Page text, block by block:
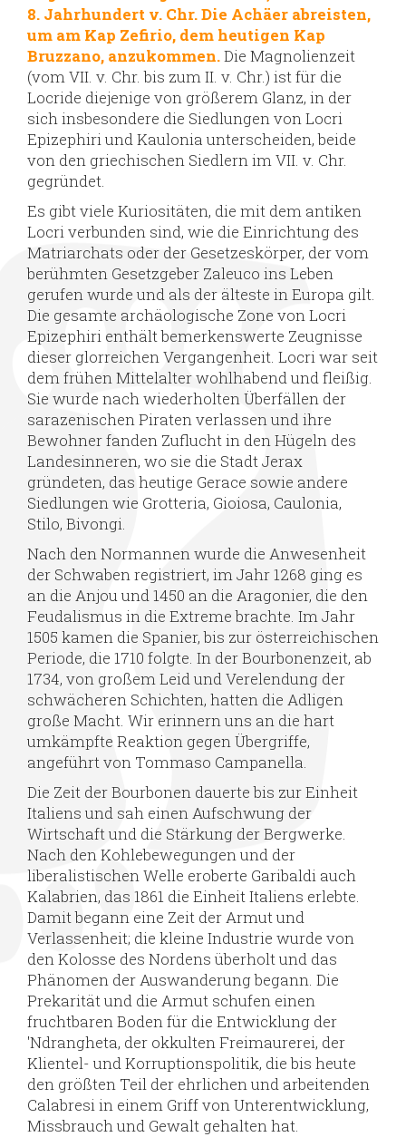
8. Jahrhundert v. Chr. Die Achäer abreisten,
um am Kap Zefirio, dem heutigen Kap
Bruzzano, anzukommen.Die Magnolienzeit
(vom VII. v. Chr. bis zum II. v. Chr.) ist für die
Locride diejenige von größerem Glanz, in der
sich insbesondere die Siedlungen von Locri
Epizephiri und Kaulonia unterscheiden, beide
von den griechischen Siedlern im VII. v. Chr.
gegründet.
Es gibt viele Kuriositäten, die mit dem antiken
Locri verbunden sind, wie die Einrichtung des
Matriarchats oder der Gesetzeskörper, der vom
berühmten Gesetzgeber Zaleuco ins Leben
gerufen wurde und als der älteste in Europa gilt.
Die gesamte archäologische Zone von Locri
Epizephiri enthält bemerkenswerte Zeugnisse
dieser glorreichen Vergangenheit. Locri war seit
dem frühen Mittelalter wohlhabend und fleißig.
Sie wurde nach wiederholten Überfällen der
sarazenischen Piraten verlassen und ihre
Bewohner fanden Zuflucht in den Hügeln des
Landesinneren, wo sie die Stadt Jerax
gründeten, das heutige Gerace sowie andere
Siedlungen wie Grotteria, Gioiosa, Caulonia,
Stilo, Bivongi.
Nach den Normannen wurde die Anwesenheit
der Schwaben registriert, im Jahr 1268 ging es
an die Anjou und 1450 an die Aragonier, die den
Feudalismus in die Extreme brachte. Im Jahr
1505 kamen die Spanier, bis zur österreichischen
Periode, die 1710 folgte. In der Bourbonenzeit, ab
1734, von großem Leid und Verelendung der
schwächeren Schichten, hatten die Adligen
große Macht. Wir erinnern uns an die hart
umkämpfte Reaktion gegen Übergriffe,
angeführt von Tommaso Campanella.
Die Zeit der Bourbonen dauerte bis zur Einheit
Italiens und sah einen Aufschwung der
Wirtschaft und die Stärkung der Bergwerke.
Nach den Kohlebewegungen und der
liberalistischen Welle eroberte Garibaldi auch
Kalabrien, das 1861 die Einheit Italiens erlebte.
Damit begann eine Zeit der Armut und
Verlassenheit; die kleine Industrie wurde von
den Kolosse des Nordens überholt und das
Phänomen der Auswanderung begann. Die
Prekarität und die Armut schufen einen
fruchtbaren Boden für die Entwicklung der
'Ndrangheta, der okkulten Freimaurerei, der
Klientel- und Korruptionspolitik, die bis heute
den größten Teil der ehrlichen und arbeitenden
Calabresi in einem Griff von Unterentwicklung,
Missbrauch und Gewalt gehalten hat.